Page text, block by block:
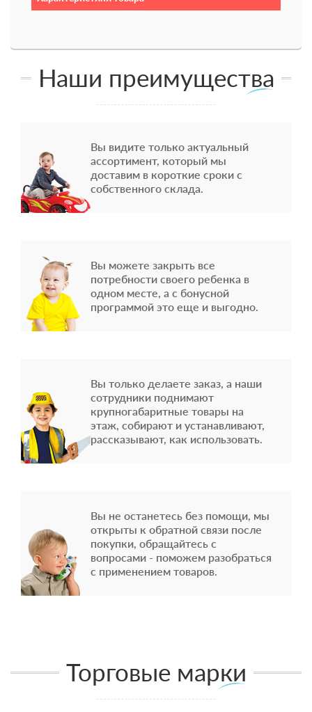
Наши преимущества
Вы видите только актуальный
ассортимент, который мы
доставим в короткие сроки с
собственного склада.
Вы можете закрыть все
потребности своего ребенка в
одном месте, а с бонусной
программой это еще и выгодно.
Вы только делаете заказ, а наши
сотрудники поднимают
крупногабаритные товары на
этаж, собирают и устанавливают,
рассказывают, как использовать.
Вы не останетесь без помощи, мы
открыты к обратной связи после
покупки, обращайтесь с
вопросами - поможем разобраться
с применением товаров.
Торговые марки